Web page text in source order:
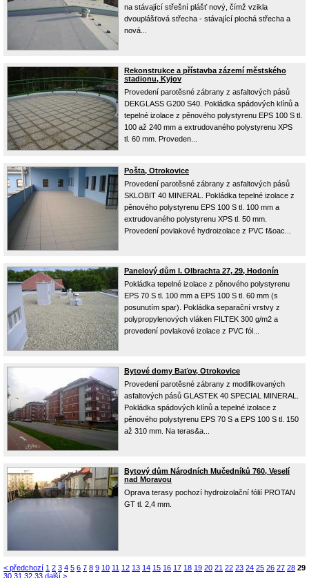
na stávající střešní plášť nový, čímž vzikla
dvouplášťová střecha - stávající plochá střecha a
nová...
Rekonstrukce a přístavba zázemí městského
stadionu, Kyjov
Provedení parotěsné zábrany z asfaltových pásů
DEKGLASS G200 S40. Pokládka spádových klínů a
tepelné izolace z pěnového polystyrenu EPS 100 S tl.
100 až 240 mm a extrudovaného polystyrenu XPS
tl. 60 mm. Proveden...
Pošta, Otrokovice
Provedení parotěsné zábrany z asfaltových pásů
SKLOBIT 40 MINERAL. Pokládka tepelné izolace z
pěnového polystyrenu EPS 100 S tl. 100 mm a
extrudovaného polystyrenu XPS tl. 50 mm.
Provedení povlakové hydroizolace z PVC f&oac...
Panelový dům I. Olbrachta 27, 29, Hodonín
Pokládka tepelné izolace z pěnového polystyrenu
EPS 70 S tl. 100 mm a EPS 100 S tl. 60 mm (s
posunutím spar). Pokládka separační vrstvy z
polypropylenových vláken FILTEK 300 g/m2 a
provedení povlakové izolace z PVC fól...
Bytové domy Baťov, Otrokovice
Provedení parotěsné zábrany z modifikovaných
asfaltových pásů GLASTEK 40 SPECIAL MINERAL.
Pokládka spádových klínů a tepelné izolace z
pěnového polystyrenu EPS 70 S a EPS 100 S tl. 150
až 310 mm. Na teras&a...
Bytový dům Národních Mučedníků 760, Veselí
nad Moravou
Oprava terasy pochozí hydroizolační fólií PROTAN
GT tl. 2,4 mm.
< předchozí 1 2 3 4 5 6 7 8 9 10 11 12 13 14 15 16 17 18 19 20 21 22 23 24 25 26 27 28 29
30 31 32 33 další >